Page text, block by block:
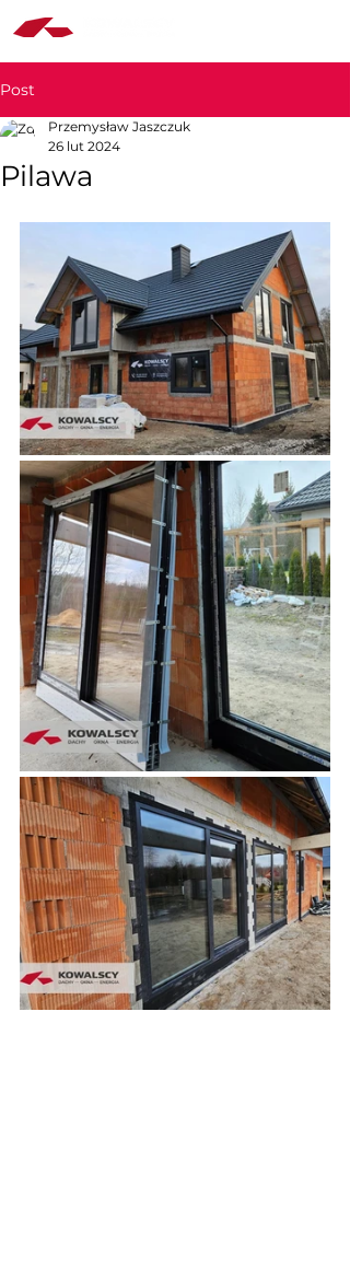
Post
Pilawa
Przemysław Jaszczuk
26 lut 2024